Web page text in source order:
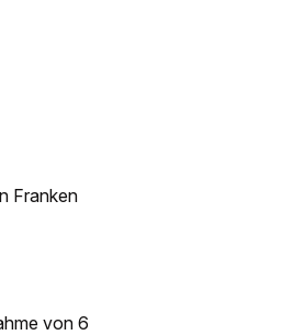
Franken
von 6